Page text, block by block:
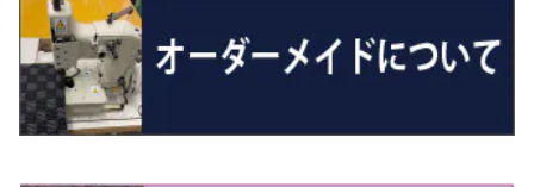
R4/1～ 90系
H26/10～R3/12 80系
エスティマ
H18/1～H24/5（前期）
エスティマ・ハイブリッド
H29/12～R4/7 20系7人乗
R4/11～ 10系
H3/1～H11/1 S13・S14
H11/1～H14/11 S15
シルフィ
H24/12～R3/10 TB17
ジューク
H22/11～H28/3 120系
フォレスター
H14/2～ SG/SH/SJ/SK系
プレオ
H17/9～ DG64/DG17
スクラムトラック
H25/9～ DG16T
デミオ
H11/1～ S200/S500系
ブーン
H28/4～R5/12 M700系
ミラ
R7/4～ JC74W
ジムニーワイド/ジムニーシエラ
H10/1～H14/1 JB33/43W
スイフト/スイフトスポーツ
H26/2～ DS17/64W
ディグニティ
H24/7～H29/1 BHGY51
デリカＤ：２
R6/10~ JJ3
N‐WGN/N‐WGNカスタム
H25/11～ JH1・JH2・JH3・JH4
S660
H23/5～H27/7 3CCAX
H27/7～ 3CC/3CD系
ザ・ビートル
H24/4～R3/4 16C系
ポロ
H26/5～R2/6
ＧＬＥクラス
R1/6～
Ｓクラス